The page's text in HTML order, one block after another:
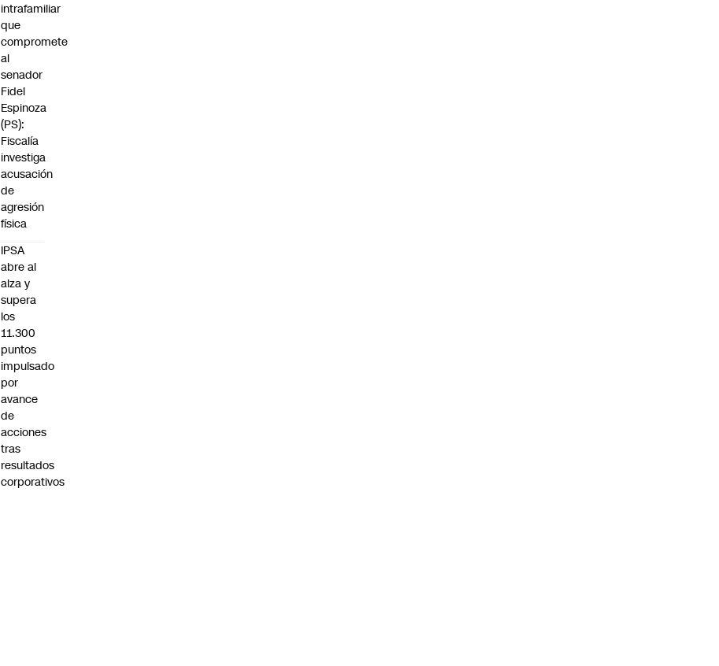
intrafamiliar
que
compromete
al
senador
Fidel
Espinoza
(PS):
Fiscalía
investiga
acusación
de
agresión
física
IPSA
abre al
alza y
supera
los
11.300
puntos
impulsado
por
avance
de
acciones
tras
resultados
corporativos